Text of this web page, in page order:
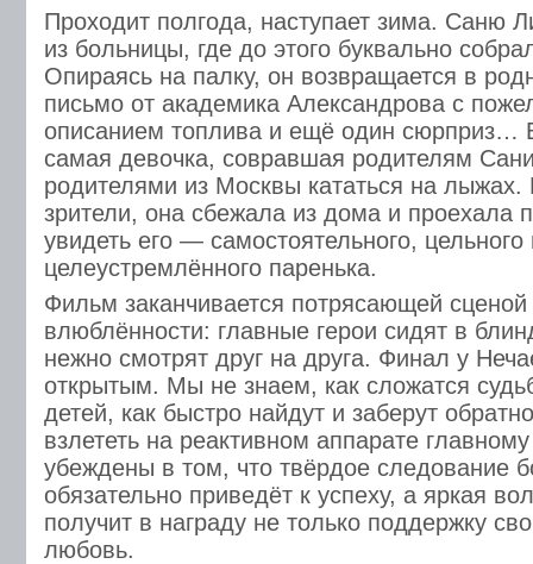
Проходит полгода, наступает зима. Саню
из больницы, где до этого буквально
Опираясь на палку, он возвращается в
письмо от академика Александрова с
описанием топлива и ещё один сюрприз…
самая девочка, совравшая родителям
родителями из Москвы кататься на лыжах.
зрители, она сбежала из дома и проехала
увидеть его — самостоятельного, цельного
целеустремлённого паренька.
Фильм заканчивается потрясающей сценой
влюблённости: главные герои сидят в
нежно смотрят друг на друга. Финал у
открытым. Мы не знаем, как сложатся
детей, как быстро найдут и заберут
взлететь на реактивном аппарате
убеждены в том, что твёрдое следование
обязательно приведёт к успеху, а яркая
получит в награду не только поддержку
любовь.